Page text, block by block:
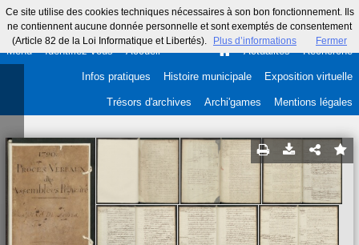
Ce site utilise des cookies techniques nécessaires à son bon fonctionnement. Ils
ne contiennent aucune donnée personnelle et sont exemptés de consentement
(Article 82 de la Loi Informatique et Libertés).
Plus d’informations Fermer
Menu Identifiez-vous Accueil Actualités Recherche
Infos pratiques Histoire municipale Exposition virtuelle
Trésors d'archives Archi'games Mentions légales